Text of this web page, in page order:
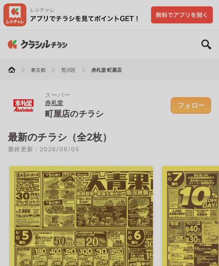
東京都 荒川区 赤札堂 町屋店
スーパー
赤札堂
町屋店のチラシ
フォロー
最新のチラシ（全2枚）
最終更新：2026/08/05